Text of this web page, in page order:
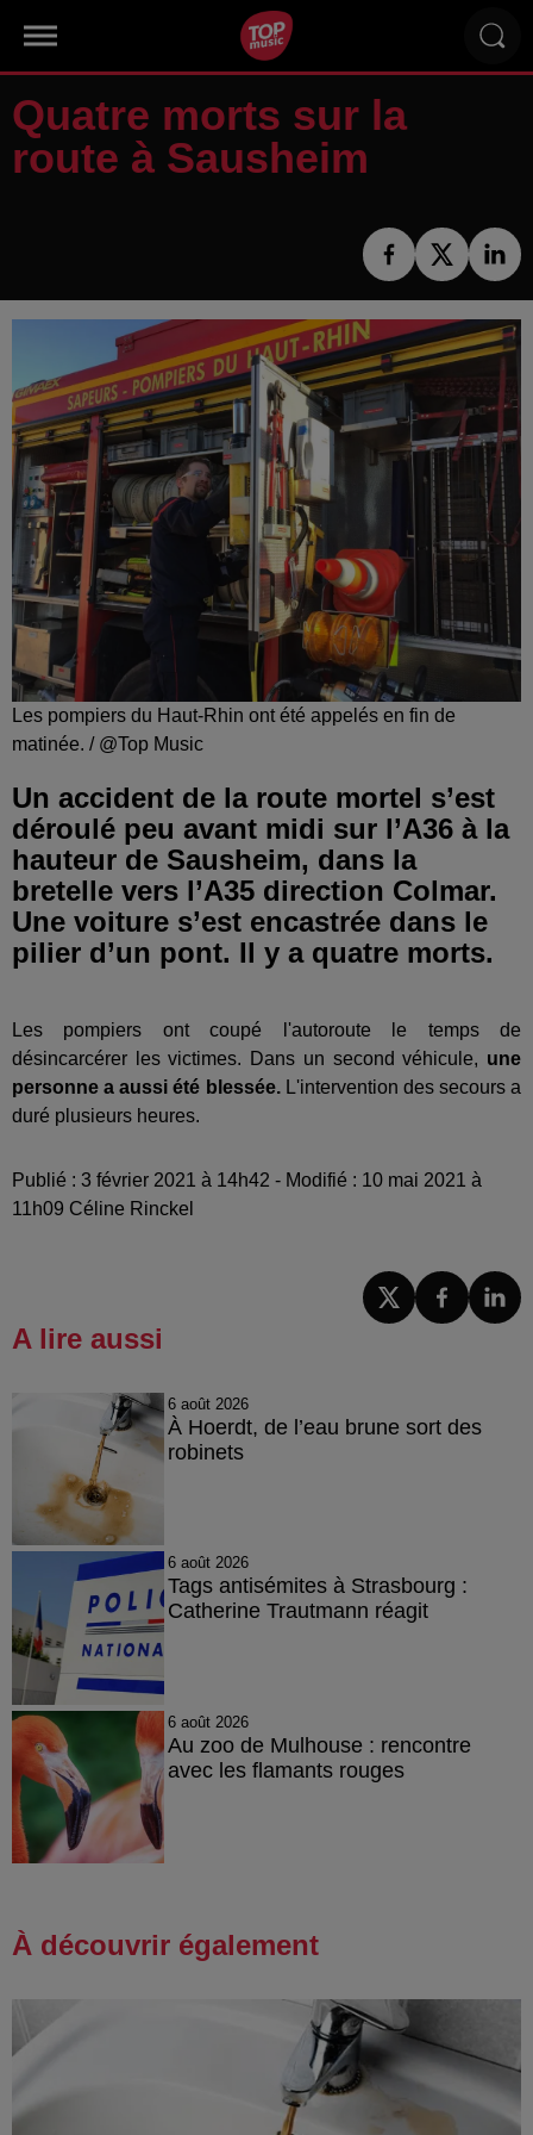
Quatre morts sur la
route à Sausheim
Les pompiers du Haut-Rhin ont été appelés en fin de
matinée. / @Top Music
Un accident de la route mortel s’est
déroulé peu avant midi sur l’A36 à la
hauteur de Sausheim, dans la
bretelle vers l’A35 direction Colmar.
Une voiture s’est encastrée dans le
pilier d’un pont. Il y a quatre morts.
Les pompiers ont coupé l'autoroute le temps de
désincarcérer les victimes. Dans un second véhicule, une
personne a aussi été blessée.L'intervention des secours a
duré plusieurs heures.
Publié : 3 février 2021 à 14h42 - Modifié : 10 mai 2021 à
11h09 Céline Rinckel
A lire aussi
6 août 2026
À Hoerdt, de l’eau brune sort des
robinets
6 août 2026
Tags antisémites à Strasbourg :
Catherine Trautmann réagit
6 août 2026
Au zoo de Mulhouse : rencontre
avec les flamants rouges
À découvrir également